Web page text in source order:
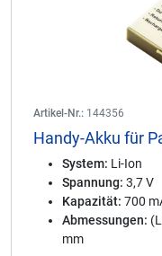
Artikel-Nr.: 144356
Handy-Akku für
System: Li-Ion
Spannung: 3,7 V
Kapazität: 700
Abmessungen:
mm